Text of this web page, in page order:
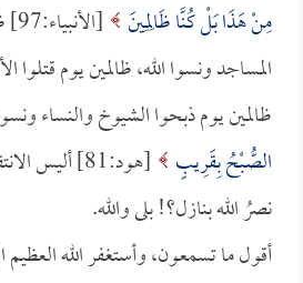
مِنْ هَذَا بَلْ كُنَّا ظَالِمِينَ
المساجد ونسوا الله، ظالمين يوم قتلوا
ظالمين يوم ذبحوا الشيوخ والنساء
الصُّبْحُ بِقَرِيبٍ
[هود:81]
نصرُ الله بنازل؟! بلى والله.
أقول ما تسمعون، وأستغفر الله